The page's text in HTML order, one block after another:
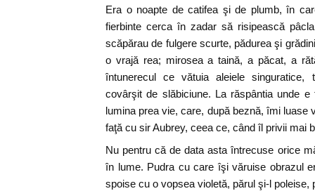
Era o noapte de catifea şi de plumb, în
fierbinte cerca în zadar să risipească
scăpărau de fulgere scurte, pădurea şi
o vrajă rea; mirosea a taină, a păcat, a
întunerecul ce vătuia aleiele
covârşit de slăbiciune. La răspântia unde
lumina prea vie, care, după beznă, îmi luase
faţă cu sir Aubrey, ceea ce, când îl privii mai
Nu pentru că de data asta întrecuse orice
în lume. Pudra cu care îşi văruise obrazul
spoise cu o vopsea violetă, părul şi-l poleise,